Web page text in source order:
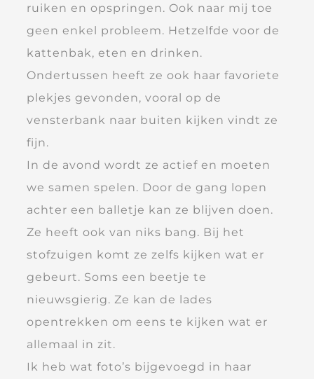
ruiken en opspringen. Ook naar mij toe
geen enkel probleem. Hetzelfde voor de
kattenbak, eten en drinken.
Ondertussen heeft ze ook haar favoriete
plekjes gevonden, vooral op de
vensterbank naar buiten kijken vindt ze
fijn.
In de avond wordt ze actief en moeten
we samen spelen. Door de gang lopen
achter een balletje kan ze blijven doen.
Ze heeft ook van niks bang. Bij het
stofzuigen komt ze zelfs kijken wat er
gebeurt. Soms een beetje te
nieuwsgierig. Ze kan de lades
opentrekken om eens te kijken wat er
allemaal in zit.
Ik heb wat foto’s bijgevoegd in haar